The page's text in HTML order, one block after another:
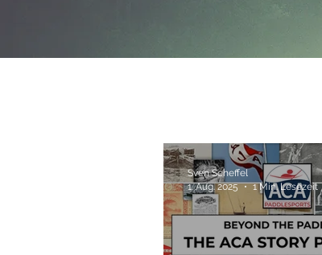
Sven Scheffel
1. Aug. 2025
1 Min. Lesezeit